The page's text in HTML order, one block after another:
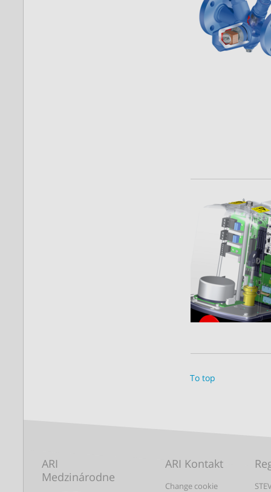
To top
ARI
Medzinárodne
ARI Kontakt
Change cookie